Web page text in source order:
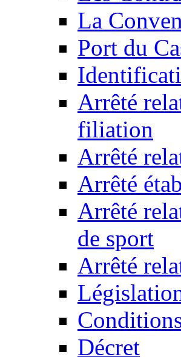
La
Port du
Arrêté
filiation
Arrêté
Arrêté
Arrêté
de sport
Arrêté
Décret